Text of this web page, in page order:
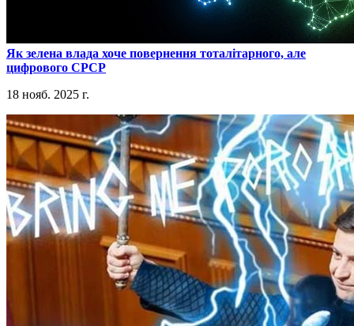
​Як зелена влада хоче повернення тоталітарного, але
цифрового СРСР
18 нояб. 2025 г.